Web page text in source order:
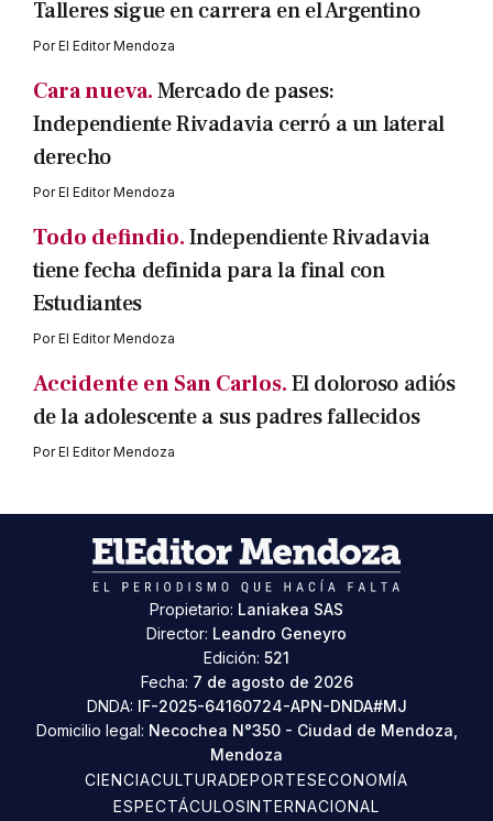
Talleres sigue en carrera en el Argentino
PorEl Editor Mendoza
Cara nueva.Mercado de pases:
Independiente Rivadavia cerró a un lateral
derecho
PorEl Editor Mendoza
Todo defindio.Independiente Rivadavia
tiene fecha definida para la final con
Estudiantes
PorEl Editor Mendoza
Accidente en San Carlos.El doloroso adiós
de la adolescente a sus padres fallecidos
PorEl Editor Mendoza
Propietario: Laniakea SAS
Director: Leandro Geneyro
Edición: 521
Fecha: 7 de agosto de 2026
DNDA: IF-2025-64160724-APN-DNDA#MJ
Domicilio legal: Necochea N°350 - Ciudad de Mendoza,
Mendoza
CIENCIACULTURADEPORTESECONOMÍA
ESPECTÁCULOSINTERNACIONAL